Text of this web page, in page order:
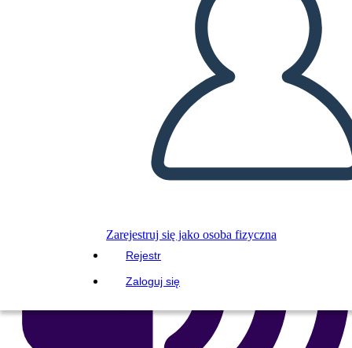
Zarejestruj się jako osoba fizyczna
Rejestr
Zaloguj się
Skopiuj tę scenorys
STWÓRZ SCENORYS
ODTWARZANIE POKAZU SLAJDÓW
PRZECZYTAJ MI